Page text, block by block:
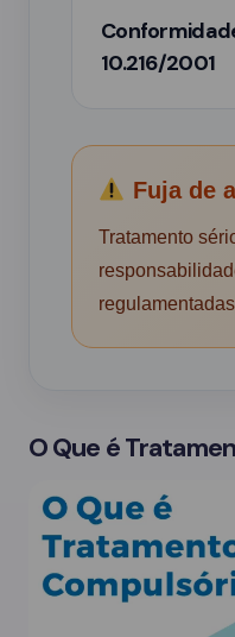
10.216/2001
Fuja de
Tratamento
O Que é